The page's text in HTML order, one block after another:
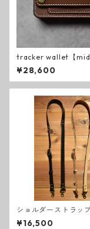
tracker wallet【
own
¥28,600
ショルダーストラッ
バッグ用)
¥16,500